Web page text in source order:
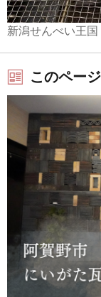
新潟せんべい王国
このペー